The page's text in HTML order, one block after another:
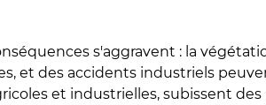
s'aggravent : la
et des accidents industriels
et industrielles, subissent des